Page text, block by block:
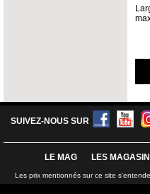
SUIVEZ-NOUS SUR
LE MAG LES
Les prix mentionnés sur ce site